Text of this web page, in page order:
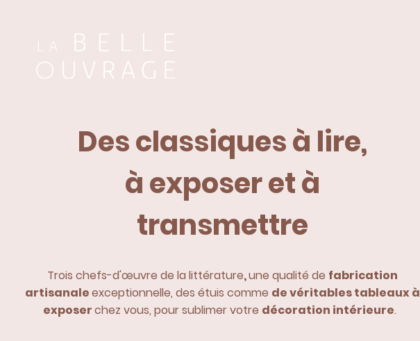
Des classiques à lire,
à exposer et à
transmettre
Trois chefs-d'œuvre de la littérature,une qualité de fabrication
artisanaleexceptionnelle, des étuis comme de véritables tableaux à
exposerchez vous, pour sublimer votre décoration intérieure.